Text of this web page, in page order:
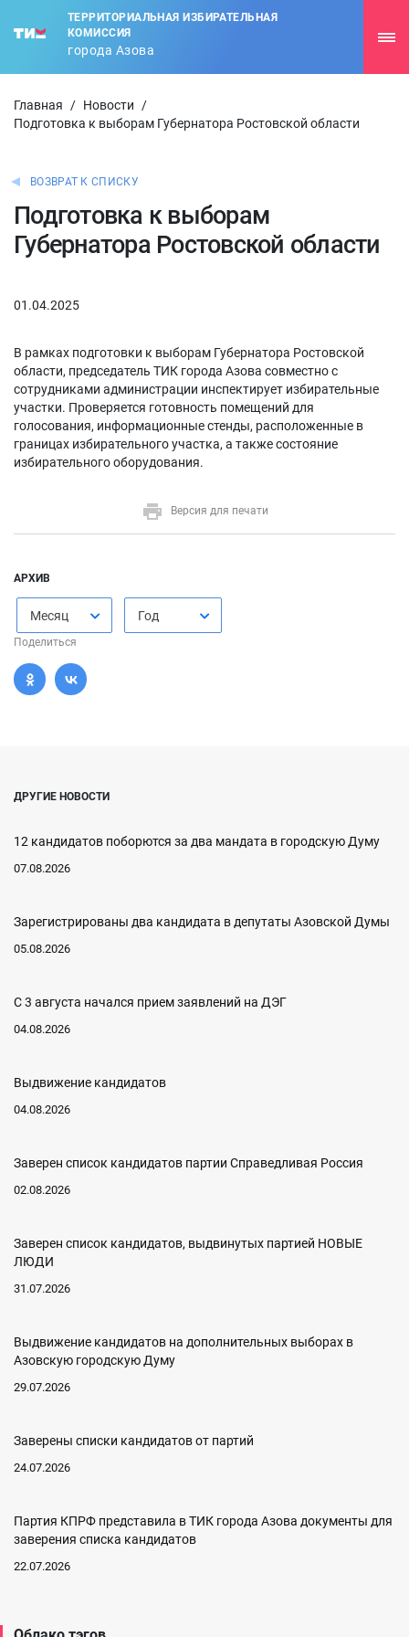
ТЕРРИТОРИАЛЬНАЯ ИЗБИРАТЕЛЬНАЯ
КОМИССИЯ
города Азова
Главная / Новости
/
Подготовка к выборам Губернатора Ростовской области
ВОЗВРАТ К СПИСКУ
Подготовка к выборам
Губернатора Ростовской области
01.04.2025
В рамках подготовки к выборам Губернатора Ростовской
области, председатель ТИК города Азова совместно с
сотрудниками администрации инспектирует избирательные
участки. Проверяется готовность помещений для
голосования, информационные стенды, расположенные в
границах избирательного участка, а также состояние
избирательного оборудования.
Версия для печати
АРХИВ
Месяц Год
Поделиться
ДРУГИЕ НОВОСТИ
12 кандидатов поборются за два мандата в городскую Думу
07.08.2026
Зарегистрированы два кандидата в депутаты Азовской Думы
05.08.2026
С 3 августа начался прием заявлений на ДЭГ
04.08.2026
Выдвижение кандидатов
04.08.2026
Заверен список кандидатов партии Справедливая Россия
02.08.2026
Заверен список кандидатов, выдвинутых партией НОВЫЕ
ЛЮДИ
31.07.2026
Выдвижение кандидатов на дополнительных выборах в
Азовскую городскую Думу
29.07.2026
Заверены списки кандидатов от партий
24.07.2026
Партия КПРФ представила в ТИК города Азова документы для
заверения списка кандидатов
22.07.2026